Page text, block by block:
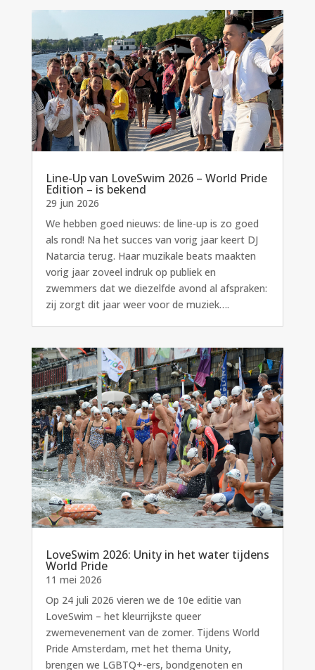
Line-Up van LoveSwim 2026 – World Pride
Edition – is bekend
29 jun 2026
We hebben goed nieuws: de line-up is zo goed
als rond! Na het succes van vorig jaar keert DJ
Natarcia terug. Haar muzikale beats maakten
vorig jaar zoveel indruk op publiek en
zwemmers dat we diezelfde avond al afspraken:
zij zorgt dit jaar weer voor de muziek….
LoveSwim 2026: Unity in het water tijdens
World Pride
11 mei 2026
Op 24 juli 2026 vieren we de 10e editie van
LoveSwim – het kleurrijkste queer
zwemevenement van de zomer. Tijdens World
Pride Amsterdam, met het thema Unity,
brengen we LGBTQ+-ers, bondgenoten en